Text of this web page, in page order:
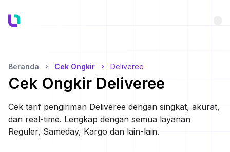
Beranda Cek Ongkir Deliveree
Cek Ongkir Deliveree
Cek tarif pengiriman Deliveree dengan singkat, akurat,
dan real-time. Lengkap dengan semua layanan
Reguler, Sameday, Kargo dan lain-lain.